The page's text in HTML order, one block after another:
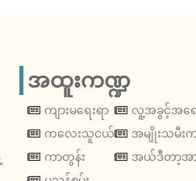
အထူးကဏ္ဍ
ကျားမရေးရာ
ကလေးသူငယ်
ကာတွန်း
လူ့အခွင့်အရေ
အမျိုးသမီး
အယ်ဒီတာ့အ